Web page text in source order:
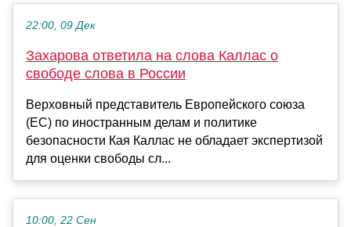
22:00, 09 Дек
Захарова ответила на слова Каллас о
свободе слова в России
Верховный представитель Европейского союза
(ЕС) по иностранным делам и политике
безопасности Кая Каллас не обладает экспертизой
для оценки свободы сл...
10:00, 22 Сен